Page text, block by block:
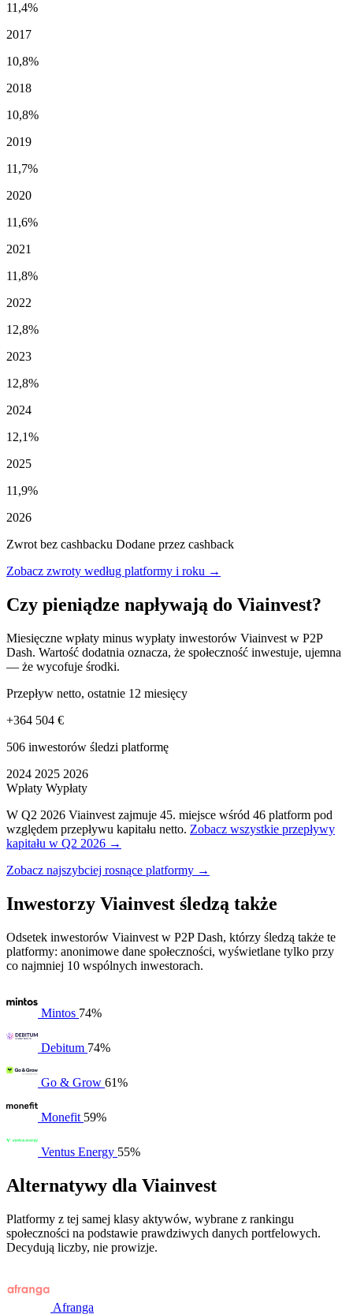
11,4%
2017
10,8%
2018
10,8%
2019
11,7%
2020
11,6%
2021
11,8%
2022
12,8%
2023
12,8%
2024
12,1%
2025
11,9%
2026
Zwrot bez cashbacku Dodane przez cashback
Zobacz zwroty według platformy i roku →
Czy pieniądze napływają do Viainvest?
Miesięczne wpłaty minus wypłaty inwestorów Viainvest w P2P
Dash. Wartość dodatnia oznacza, że społeczność inwestuje, ujemna
— że wycofuje środki.
Przepływ netto, ostatnie 12 miesięcy
+364 504 €
506 inwestorów śledzi platformę
2024 2025 2026
Wpłaty Wypłaty
W Q2 2026 Viainvest zajmuje 45. miejsce wśród 46 platform pod
względem przepływu kapitału netto. Zobacz wszystkie przepływy
kapitału w Q2 2026 →
Zobacz najszybciej rosnące platformy →
Inwestorzy Viainvest śledzą także
Odsetek inwestorów Viainvest w P2P Dash, którzy śledzą także te
platformy: anonimowe dane społeczności, wyświetlane tylko przy
co najmniej 10 wspólnych inwestorach.
Mintos 74%
Debitum 74%
Go & Grow 61%
Monefit 59%
Ventus Energy 55%
Alternatywy dla Viainvest
Platformy z tej samej klasy aktywów, wybrane z rankingu
społeczności na podstawie prawdziwych danych portfelowych.
Decydują liczby, nie prowizje.
Afranga